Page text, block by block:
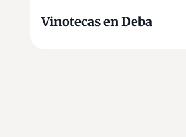
Vinotecas en Deba